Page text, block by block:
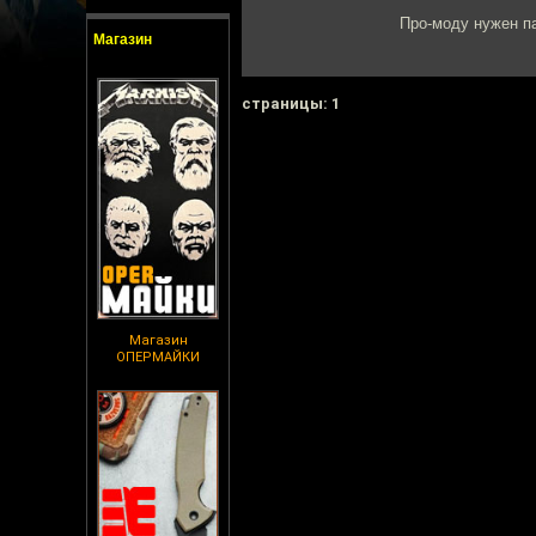
Магазин
Магазин
ОПЕРМАЙКИ
Про-моду нужен
cтраницы: 1